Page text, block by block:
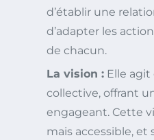
d’établir une
d’adapter les
de chacun.
La vision : Elle
collective, offrant
engageant. Cette
mais accessible,